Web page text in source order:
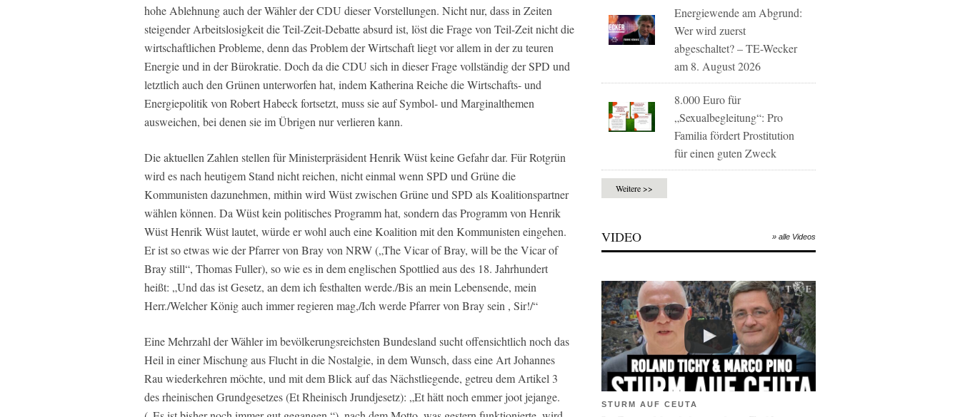
hohe Ablehnung auch der Wähler der CDU dieser Vorstellungen. Nicht nur, dass in Zeiten
steigender Arbeitslosigkeit die Teil-Zeit-Debatte absurd ist, löst die Frage von Teil-Zeit nicht die
wirtschaftlichen Probleme, denn das Problem der Wirtschaft liegt vor allem in der zu teuren
Energie und in der Bürokratie. Doch da die CDU sich in dieser Frage vollständig der SPD und
letztlich auch den Grünen unterworfen hat, indem Katherina Reiche die Wirtschafts- und
Energiepolitik von Robert Habeck fortsetzt, muss sie auf Symbol- und Marginalthemen
ausweichen, bei denen sie im Übrigen nur verlieren kann.
Die aktuellen Zahlen stellen für Ministerpräsident Henrik Wüst keine Gefahr dar. Für Rotgrün
wird es nach heutigem Stand nicht reichen, nicht einmal wenn SPD und Grüne die
Kommunisten dazunehmen, mithin wird Wüst zwischen Grüne und SPD als Koalitionspartner
wählen können. Da Wüst kein politisches Programm hat, sondern das Programm von Henrik
Wüst Henrik Wüst lautet, würde er wohl auch eine Koalition mit den Kommunisten eingehen.
Er ist so etwas wie der Pfarrer von Bray von NRW („The Vicar of Bray, will be the Vicar of
Bray still“, Thomas Fuller), so wie es in dem englischen Spottlied aus des 18. Jahrhundert
heißt: „Und das ist Gesetz, an dem ich festhalten werde./Bis an mein Lebensende, mein
Herr./Welcher König auch immer regieren mag,/Ich werde Pfarrer von Bray sein , Sir!/“
Eine Mehrzahl der Wähler im bevölkerungsreichsten Bundesland sucht offensichtlich noch das
Heil in einer Mischung aus Flucht in die Nostalgie, in dem Wunsch, dass eine Art Johannes
Rau wiederkehren möchte, und mit dem Blick auf das Nächstliegende, getreu dem Artikel 3
des rheinischen Grundgesetzes (Et Rheinisch Jrundjesetz): „Et hätt noch emmer joot jejange.
Energiewende am Abgrund:
Wer wird zuerst
abgeschaltet? – TE-Wecker
am 8. August 2026
8.000 Euro für
„Sexualbegleitung“: Pro
Familia fördert Prostitution
für einen guten Zweck
Weitere >>
VIDEO » alle Videos
STURM AUF CEUTA